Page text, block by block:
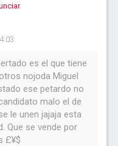
es el que tiene
nojoda Miguel
ese petardo no
malo el de
le unen jajaja esta
Que se vende por
£¥$